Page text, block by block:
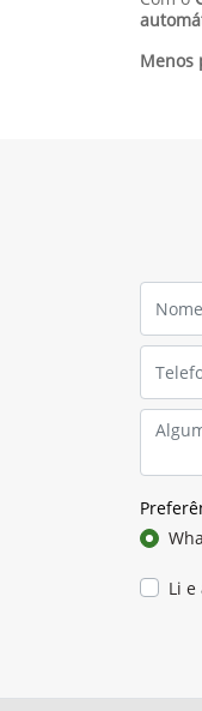
Menos
Li e